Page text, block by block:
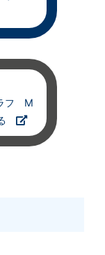
フ M